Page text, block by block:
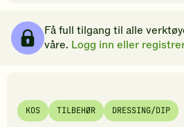
filtre
Få full tilgang til alle
våre. Logg inn eller
KOS TILBEHØR DRESSING/DIP